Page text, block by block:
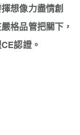
想像力盡情創
格品管把關下，
認證。